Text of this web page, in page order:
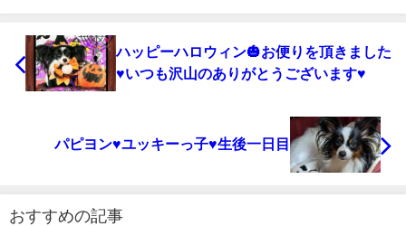
ハッピーハロウィン🎃お便りを頂きました
♥いつも沢山のありがとうございます♥
パピヨン♥ユッキーっ子♥生後一日目
おすすめの記事